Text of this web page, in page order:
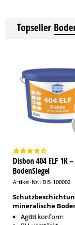
Topseller
Disbon 404 ELF 1K
BodenSiegel
Artikel-Nr.: DIS-100002
mineralische
AgBB konform